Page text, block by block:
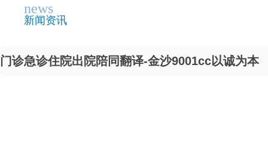
news
新闻资讯
门诊急诊住院出院陪同翻译-金沙9001cc以诚为本